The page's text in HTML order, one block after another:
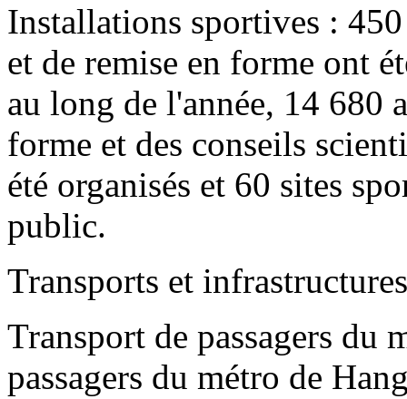
Installations sportives :
et de remise en forme ont
au long de l'année, 14 680
forme et des conseils
été organisés et 60 sites
public.
Transports et infrastructures
Transport de passagers du
passagers du métro de